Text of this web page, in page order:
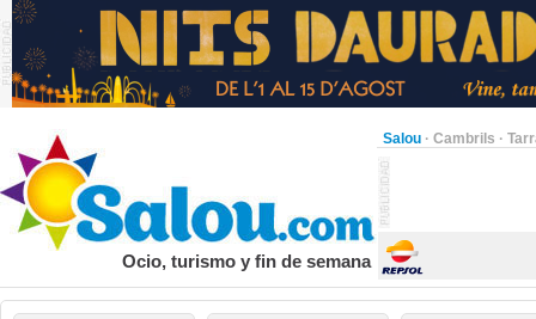
Salou · Cambrils ·
Ocio, turismo y fin de semana